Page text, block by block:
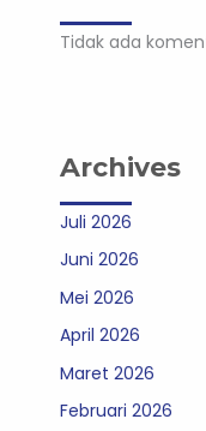
Tidak ada
Archives
Juli 2026
Juni 2026
Mei 2026
April 2026
Maret 2026
Februari 2026